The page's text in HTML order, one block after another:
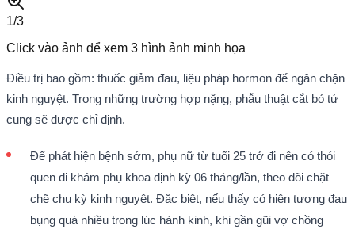
1/3
Click vào ảnh để xem 3 hình ảnh minh họa
Điều trị bao gồm: thuốc giảm đau, liệu pháp hormon để ngăn chặn
kinh nguyệt. Trong những trường hợp nặng, phẫu thuật cắt bỏ tử
cung sẽ được chỉ định.
Để phát hiện bệnh sớm, phụ nữ từ tuổi 25 trở đi nên có thói
quen đi khám phụ khoa định kỳ 06 tháng/lần, theo dõi chặt
chẽ chu kỳ kinh nguyệt. Đặc biệt, nếu thấy có hiện tượng đau
bụng quá nhiều trong lúc hành kinh, khi gần gũi vợ chồng